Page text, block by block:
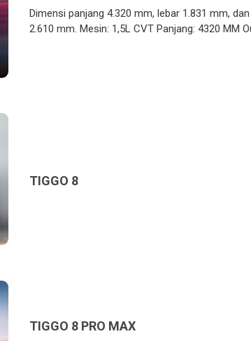
Dimensi panjang 4.320 mm, lebar 1.831 mm,
2.610 mm. Mesin: 1,5L CVT Panjang: 4320 MM
TIGGO 8
TIGGO 8 PRO MAX